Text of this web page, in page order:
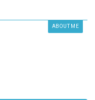
ABOUT ME